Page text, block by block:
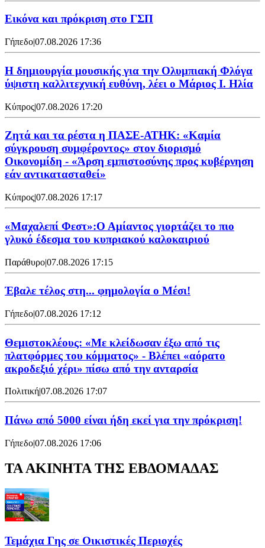
Εικόνα και πρόκριση στο ΓΣΠ
Γήπεδο|07.08.2026 17:36
Η δημιουργία μουσικής για την Ολυμπιακή Φλόγα
ύψιστη καλλιτεχνική ευθύνη, λέει ο Μάριος Ι. Ηλία
Κύπρος|07.08.2026 17:20
Ζητά και τα ρέστα η ΠΑΣΕ-ΑΤΗΚ: «Καμία
σύγκρουση συμφέροντος» στον διορισμό
Οικονομίδη - «Άρση εμπιστοσύνης προς κυβέρνηση
εάν αντικατασταθεί»
Κύπρος|07.08.2026 17:17
«Μαχαλεπί Φεστ»:Ο Αμίαντος γιορτάζει το πιο
γλυκό έδεσμα του κυπριακού καλοκαιριού
Παράθυρο|07.08.2026 17:15
Έβαλε τέλος στη... φημολογία o Μέσι!
Γήπεδο|07.08.2026 17:12
Θεμιστοκλέους: «Με κλείδωσαν έξω από τις
πλατφόρμες του κόμματος» - Βλέπει «αόρατο
ακροδεξιό χέρι» πίσω από την ανταρσία
Πολιτική|07.08.2026 17:07
Πάνω από 5000 είναι ήδη εκεί για την πρόκριση!
Γήπεδο|07.08.2026 17:06
ΤΑ ΑΚΙΝΗΤΑ ΤΗΣ ΕΒΔΟΜΑΔΑΣ
Τεμάχια Γης σε Οικιστικές Περιοχές